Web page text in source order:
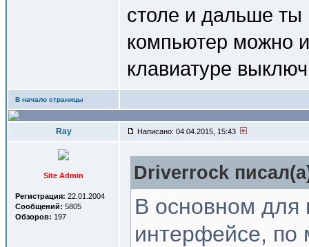
столе и дальше
компьютер можно
клавиатуре
В начало страницы
Ray Написано: 04.04.2015, 15:43
Site Admin
Регистрация: 22.01.2004
Сообщений: 5805
Обзоров: 197
Driverrock
В основном для
интерфейсе, по